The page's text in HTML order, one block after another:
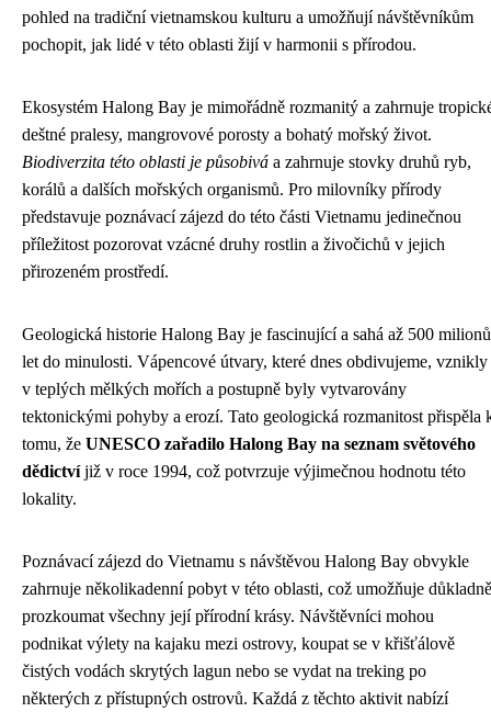
pohled na tradiční vietnamskou kulturu a umožňují návštěvníkům
pochopit, jak lidé v této oblasti žijí v harmonii s přírodou.
Ekosystém Halong Bay je mimořádně rozmanitý a zahrnuje
deštné pralesy, mangrovové porosty a bohatý mořský život.
Biodiverzita této oblasti je působivá a zahrnuje stovky druhů ryb,
korálů a dalších mořských organismů. Pro milovníky přírody
představuje poznávací zájezd do této části Vietnamu jedinečnou
příležitost pozorovat vzácné druhy rostlin a živočichů v jejich
přirozeném prostředí.
Geologická historie Halong Bay je fascinující a sahá až 500 milionů
let do minulosti. Vápencové útvary, které dnes obdivujeme, vznikly
v teplých mělkých mořích a postupně byly vytvarovány
tektonickými pohyby a erozí. Tato geologická rozmanitost přispěla
tomu, že UNESCO zařadilo Halong Bay na seznam světového
dědictvíjiž v roce 1994, což potvrzuje výjimečnou hodnotu této
lokality.
Poznávací zájezd do Vietnamu s návštěvou Halong Bay obvykle
zahrnuje několikadenní pobyt v této oblasti, což umožňuje důkladně
prozkoumat všechny její přírodní krásy. Návštěvníci mohou
podnikat výlety na kajaku mezi ostrovy, koupat se v křišťálově
čistých vodách skrytých lagun nebo se vydat na treking po
některých z přístupných ostrovů. Každá z těchto aktivit nabízí